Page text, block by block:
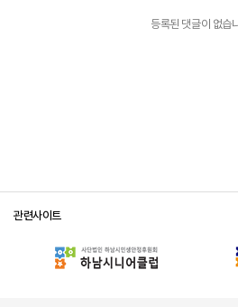
등록된 댓글이 없습
관련사이트